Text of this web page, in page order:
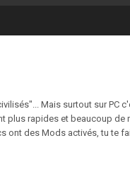
Mais surtout sur PC
plus rapides et beaucoup
des Mods activés, tu te